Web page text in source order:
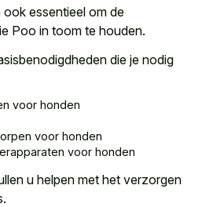
essentieel om de
Poo in toom te houden.
die je nodig
voor honden
voor honden
voor honden
u helpen met het verzorgen